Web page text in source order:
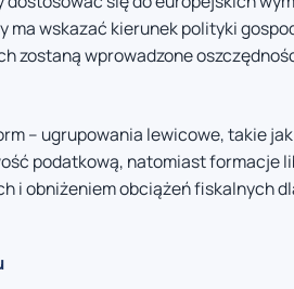
wskazać kierunek polityki
zostaną wprowadzone
– ugrupowania lewicowe, takie
podatkową, natomiast formacje
i obniżeniem obciążeń fiskalnych